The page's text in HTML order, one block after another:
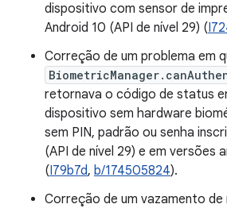
dispositivo com sensor de
Android 10 (API de nível 29) (
Correção de um problema em
retornava o código de status
dispositivo sem hardware
sem PIN, padrão ou senha
(API de nível 29) e em versões
(I79b7d, b/174505824).
Correção de um vazamento de